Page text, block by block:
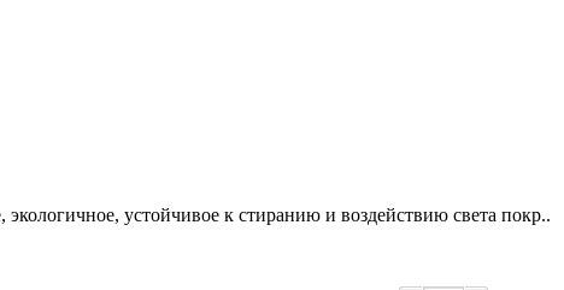
устойчивое к стиранию и воздействию света покр..